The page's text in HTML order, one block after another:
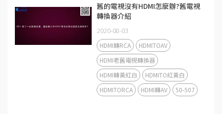
舊的電視沒有HDMI怎麼辦?舊電視
轉換器介紹
2020-08-03
HDMI轉RCA
HDMITOAV
HDMI老舊電視轉換器
HDMI轉黃紅白
HDMITO紅黃白
HDMITORCA
HDMI轉AV 50-507